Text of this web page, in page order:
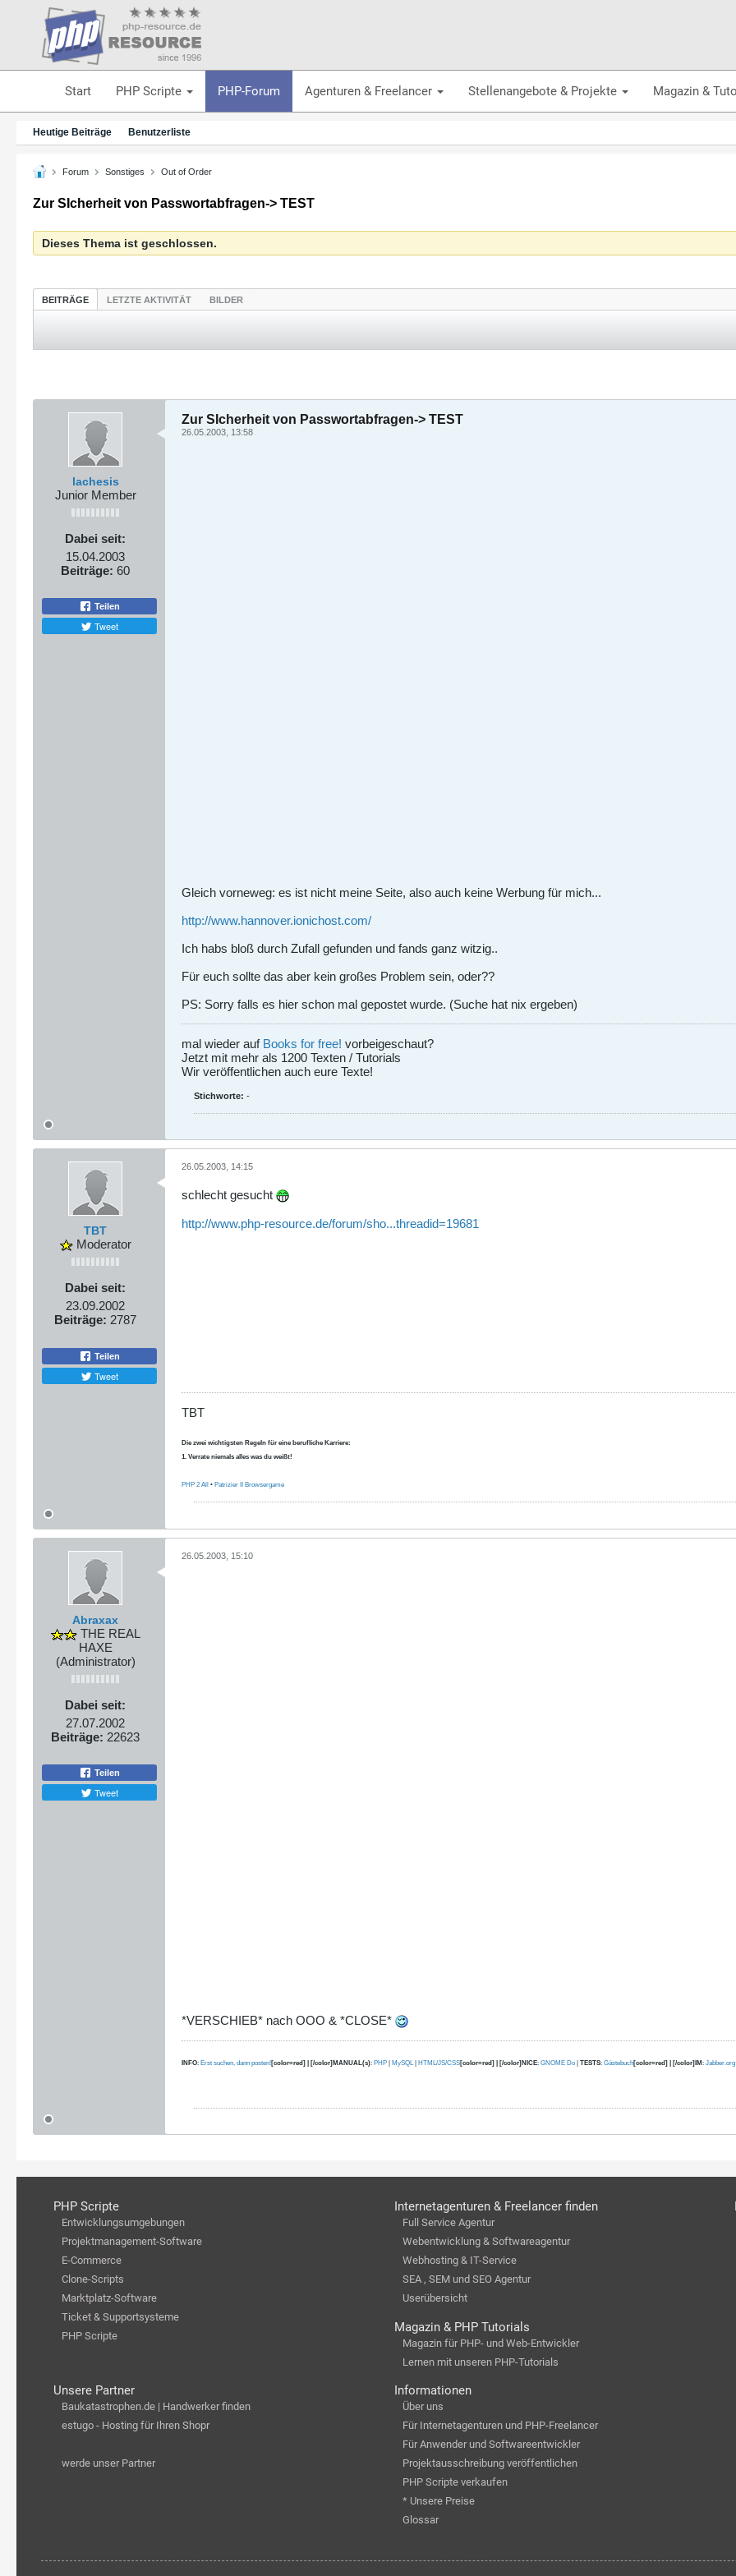
Start PHP Scripte PHP-Forum Agenturen & Freelancer Stellenangebote & Projekte Magazin &
Heutige Beiträge Benutzerliste
Forum Sonstiges Out of Order
Zur SIcherheit von Passwortabfragen-> TEST
Dieses Thema ist geschlossen.
BEITRÄGE LETZTE AKTIVITÄT BILDER
lachesis
Junior Member
Dabei seit:
15.04.2003
Beiträge: 60
Teilen
Tweet
Zur SIcherheit von Passwortabfragen-> TEST
26.05.2003, 13:58
Gleich vorneweg: es ist nicht meine Seite, also auch keine Werbung für mich...
http://www.hannover.ionichost.com/
Ich habs bloß durch Zufall gefunden und fands ganz witzig..
Für euch sollte das aber kein großes Problem sein, oder??
PS: Sorry falls es hier schon mal gepostet wurde. (Suche hat nix ergeben)
mal wieder auf Books for free! vorbeigeschaut?
Jetzt mit mehr als 1200 Texten / Tutorials
Wir veröffentlichen auch eure Texte!
Stichworte: -
TBT
Moderator
Dabei seit:
23.09.2002
Beiträge: 2787
Teilen
Tweet
26.05.2003, 14:15
schlecht gesucht
http://www.php-resource.de/forum/sho...threadid=19681
TBT
Die zwei wichtigsten Regeln für eine berufliche Karriere:
1. Verrate niemals alles was du weißt!
PHP 2 All • Patrizier II Browsergame
Abraxax
THE REAL
HAXE
(Administrator)
Dabei seit:
27.07.2002
Beiträge: 22623
Teilen
Tweet
26.05.2003, 15:10
*VERSCHIEB* nach OOO & *CLOSE*
INFO: Erst suchen, dann posten![color=red] | [/color]MANUAL(s): PHP | MySQL | HTML/JS/CSS[color=red] | [/color]NICE: GNOME Do | TESTS: Gästebuch[color=red] | [/color]IM: Jabber.org
PHP Scripte
Entwicklungsumgebungen
Projektmanagement-Software
E-Commerce
Clone-Scripts
Marktplatz-Software
Ticket & Supportsysteme
PHP Scripte
Internetagenturen & Freelancer finden
Full Service Agentur
Webentwicklung & Softwareagentur
Webhosting & IT-Service
SEA , SEM und SEO Agentur
Userübersicht
Magazin & PHP Tutorials
Magazin für PHP- und Web-Entwickler
Lernen mit unseren PHP-Tutorials
Unsere Partner
Baukatastrophen.de | Handwerker finden
estugo - Hosting für Ihren Shopr
werde unser Partner
Informationen
Über uns
Für Internetagenturen und PHP-Freelancer
Für Anwender und Softwareentwickler
Projektausschreibung veröffentlichen
PHP Scripte verkaufen
* Unsere Preise
Glossar